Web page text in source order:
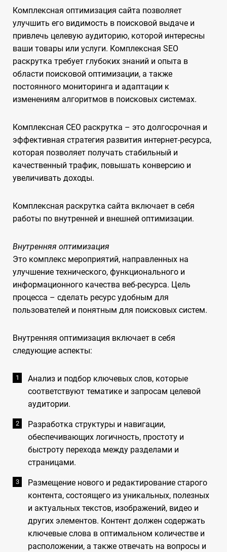
Комплексная оптимизация сайта позволяет
улучшить его видимость в поисковой выдаче и
привлечь целевую аудиторию, которой интересны
ваши товары или услуги. Комплексная SEO
раскрутка требует глубоких знаний и опыта в
области поисковой оптимизации, а также
постоянного мониторинга и адаптации к
изменениям алгоритмов в поисковых системах.
Комплексная СЕО раскрутка – это долгосрочная и
эффективная стратегия развития интернет-ресурса,
которая позволяет получать стабильный и
качественный трафик, повышать конверсию и
увеличивать доходы.
Комплексная раскрутка сайта включает в себя
работы по внутренней и внешней оптимизации.
Внутренняя оптимизация
Это комплекс мероприятий, направленных на
улучшение технического, функционального и
информационного качества веб-ресурса. Цель
процесса – сделать ресурс удобным для
пользователей и понятным для поисковых систем.
Внутренняя оптимизация включает в себя
следующие аспекты:
Анализ и подбор ключевых слов, которые
соответствуют тематике и запросам целевой
аудитории.
Разработка структуры и навигации,
обеспечивающих логичность, простоту и
быстроту перехода между разделами и
страницами.
Размещение нового и редактирование старого
контента, состоящего из уникальных, полезных
и актуальных текстов, изображений, видео и
других элементов. Контент должен содержать
ключевые слова в оптимальном количестве и
расположении, а также отвечать на вопросы и